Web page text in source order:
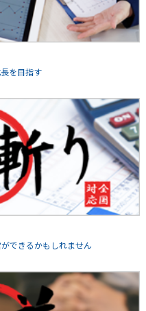
を目指す
できるかもしれません